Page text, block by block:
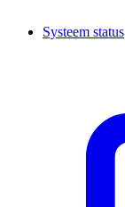
Systeem status